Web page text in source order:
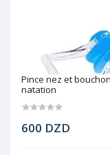
Pince nez et
natation
600 DZD